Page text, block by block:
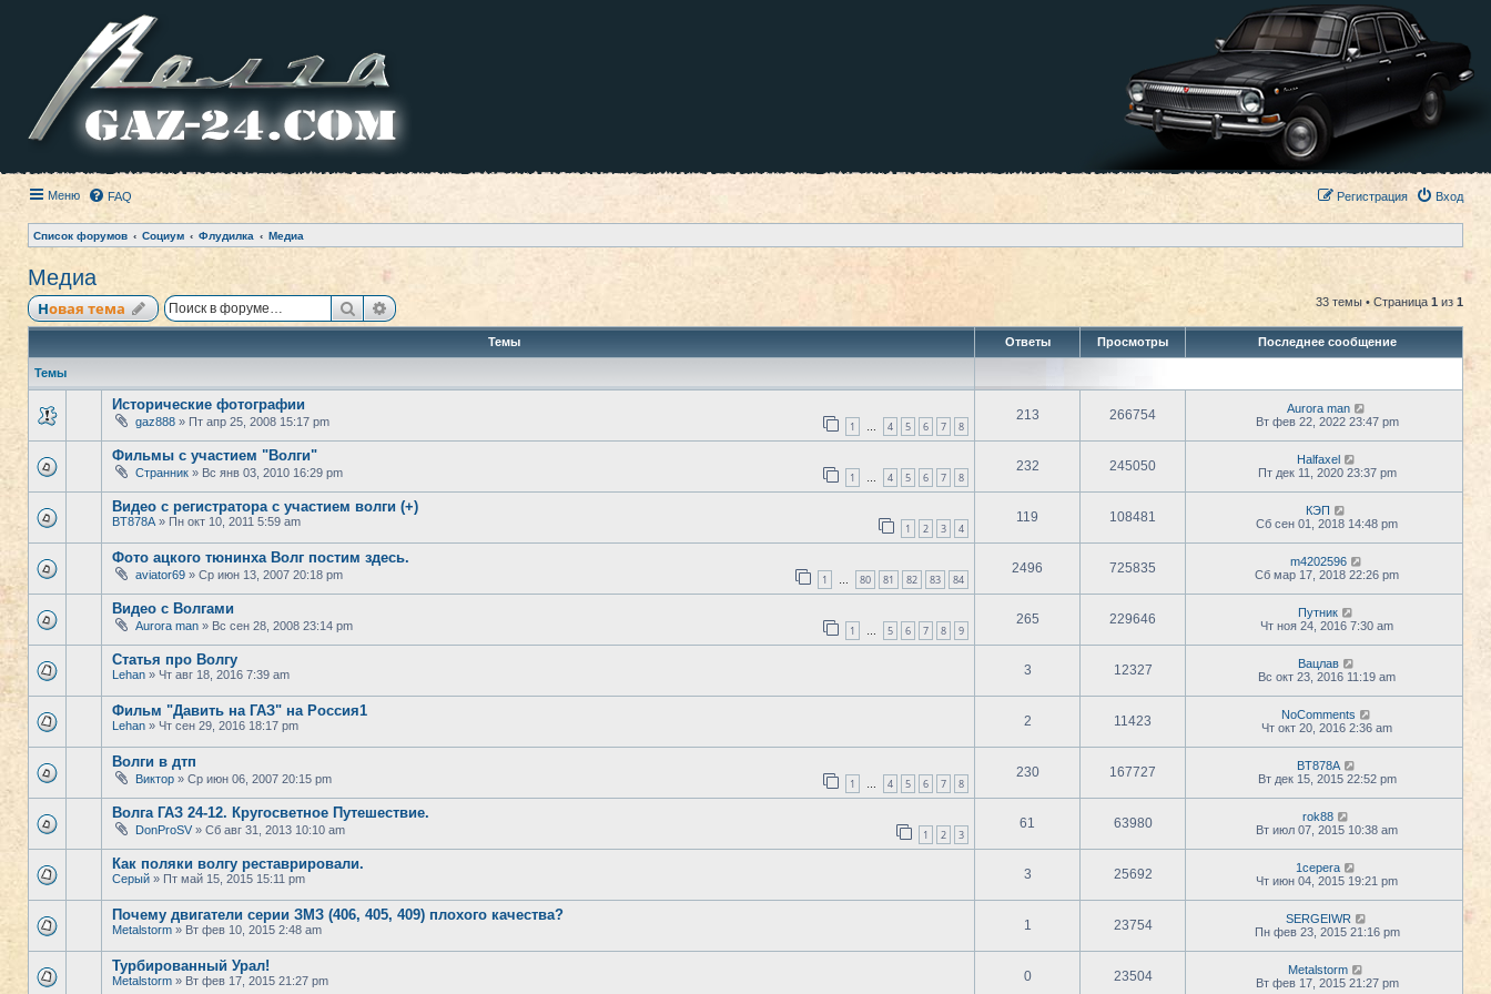
Меню FAQ Вход
Регистрация
Список форумов Социум Флудилка Медиа
Медиа
Новая тема ПоискРасширенный поиск 33 темы • Страница 1 из 1
Темы Ответы Просмотры Последнее сообщение
Темы
Исторические фотографии
gaz888 » Пт апр 25, 2008 15:17 pm 1 … 4 5 6 7 8
213 266754
Aurora man
Вт фев 22, 2022 23:47 pm
Фильмы с участием "Волги"
Странник » Вс янв 03, 2010 16:29 pm 1 … 4 5 6 7 8
232 245050
Halfaxel
Пт дек 11, 2020 23:37 pm
Видео с регистратора с участием волги (+)
BT878A » Пн окт 10, 2011 5:59 am 1 2 3 4
119 108481
КЭП
Сб сен 01, 2018 14:48 pm
Фото ацкого тюнинха Волг постим здесь.
aviator69 » Ср июн 13, 2007 20:18 pm 1 … 80 81 82 83 84
2496 725835
m4202596
Сб мар 17, 2018 22:26 pm
Видео с Волгами
Aurora man » Вс сен 28, 2008 23:14 pm 1 … 5 6 7 8 9
265 229646
Путник
Чт ноя 24, 2016 7:30 am
Статья про Волгу
Lehan » Чт авг 18, 2016 7:39 am 3 12327
Вацлав
Вс окт 23, 2016 11:19 am
Фильм "Давить на ГАЗ" на Россия1
Lehan » Чт сен 29, 2016 18:17 pm 2 11423
NoComments
Чт окт 20, 2016 2:36 am
Волги в дтп
Виктор » Ср июн 06, 2007 20:15 pm 1 … 4 5 6 7 8
230 167727
BT878A
Вт дек 15, 2015 22:52 pm
Волга ГАЗ 24-12. Кругосветное Путешествие.
DonProSV » Сб авг 31, 2013 10:10 am 1 2 3
61 63980
rok88
Вт июл 07, 2015 10:38 am
Как поляки волгу реставрировали.
Серый » Пт май 15, 2015 15:11 pm 3 25692
1cepera
Чт июн 04, 2015 19:21 pm
Почему двигатели серии ЗМЗ (406, 405, 409) плохого качества?
Metalstorm » Вт фев 10, 2015 2:48 am 1 23754
SERGEIWR
Пн фев 23, 2015 21:16 pm
Турбированный Урал!
Metalstorm » Вт фев 17, 2015 21:27 pm 0 23504
Metalstorm
Вт фев 17, 2015 21:27 pm